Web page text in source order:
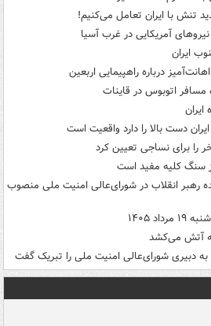
تنش با ایران تعامل می‌کنیم!
آمریکایی در غرب آسیا
ایران
درباره راهپیمایی اربعین
ایران
دست بالا را دارد واقعیت است
را برای نساجی تعیین کرد
سنگ کلیه مفید است
رهبر انقلاب در شورای‌عالی امنیت ملی منصوب
۱۴۰۵
آتش می‌کشد
دبیری شورای‌عالی امنیت ملی را تبریک گفت